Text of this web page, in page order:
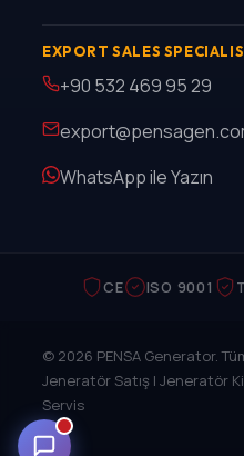
EXPORT SALES
+90 532 469 95 29
WhatsApp ile Yazın
CE ISO 9001
© 2026 PENSA Generator.
Jeneratör Satış | Jeneratör
Servis